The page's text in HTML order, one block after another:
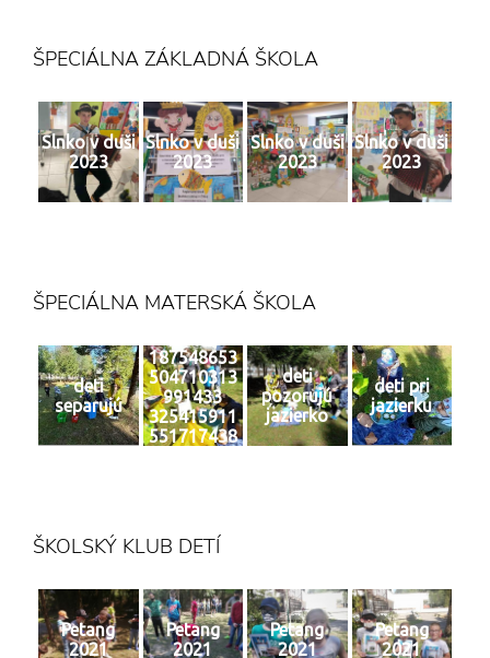
ŠPECIÁLNA ZÁKLADNÁ ŠKOLA
Slnko v duši
2023
Slnko v duši
2023
Slnko v duši
2023
Slnko v duši
2023
ŠPECIÁLNA MATERSKÁ ŠKOLA
deti
separujú
187548653
504710313
991433
325415911
551717438
deti
pozorujú
jazierko
deti pri
jazierku
ŠKOLSKÝ KLUB DETÍ
Petang
2021
Petang
2021
Petang
2021
Petang
2021